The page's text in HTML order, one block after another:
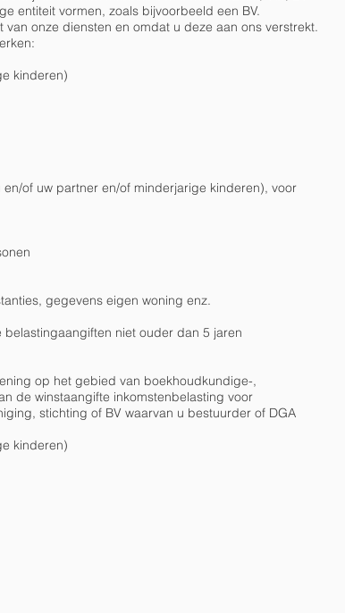
entiteit vormen, zoals bijvoorbeeld een BV.
onze diensten en omdat u deze aan ons verstrekt.
kinderen)
of uw partner en/of minderjarige kinderen), voor
gegevens eigen woning enz.
niet ouder dan 5 jaren
op het gebied van boekhoudkundige-,
de winstaangifte inkomstenbelasting voor
stichting of BV waarvan u bestuurder of DGA
kinderen)